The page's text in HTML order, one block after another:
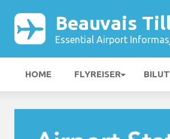
Beauvais
Essential Airport
HOME FLYREISER